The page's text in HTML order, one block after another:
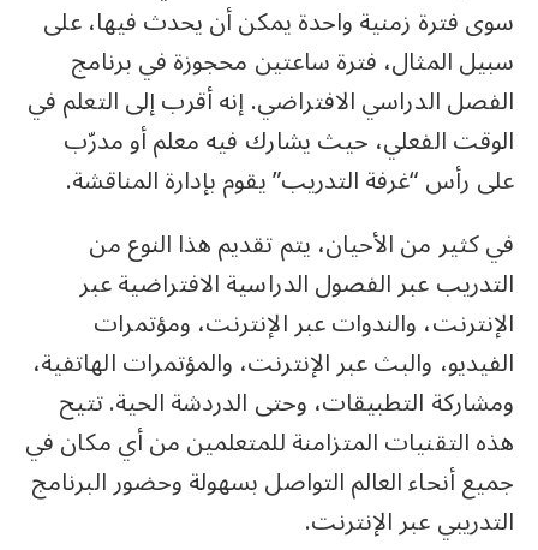
سوى فترة زمنية واحدة يمكن أن يحدث فيها، على
سبيل المثال، فترة ساعتين محجوزة في برنامج
الفصل الدراسي الافتراضي. إنه أقرب إلى التعلم في
الوقت الفعلي، حيث يشارك فيه معلم أو مدرّب
على رأس “غرفة التدريب” يقوم بإدارة المناقشة.
في كثير من الأحيان، يتم تقديم هذا النوع من
التدريب عبر الفصول الدراسية الافتراضية عبر
الإنترنت، والندوات عبر الإنترنت، ومؤتمرات
الفيديو، والبث عبر الإنترنت، والمؤتمرات الهاتفية،
ومشاركة التطبيقات، وحتى الدردشة الحية. تتيح
هذه التقنيات المتزامنة للمتعلمين من أي مكان في
جميع أنحاء العالم التواصل بسهولة وحضور البرنامج
التدريبي عبر الإنترنت.